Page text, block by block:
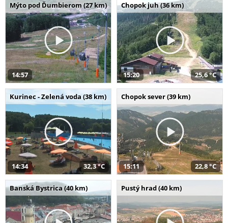
Mýto pod Ďumbierom (27 km)
14:57
Chopok juh (36 km)
15:20 25,6 °C
Kurinec - Zelená voda (38 km)
14:34 32,3 °C
Chopok sever (39 km)
15:11 22,8 °C
Banská Bystrica (40 km) Pustý hrad (40 km)